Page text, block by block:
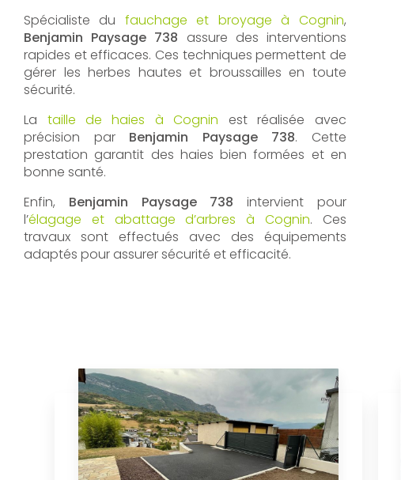
Spécialiste du fauchage et broyage à Cognin,
Benjamin Paysage 738 assure des interventions
rapides et efficaces. Ces techniques permettent de
gérer les herbes hautes et broussailles en toute
sécurité.
La taille de haies à Cognin est réalisée avec
précision par Benjamin Paysage 738. Cette
prestation garantit des haies bien formées et en
bonne santé.
Enfin, Benjamin Paysage 738 intervient pour
l’élagage et abattage d’arbres à Cognin. Ces
travaux sont effectués avec des équipements
adaptés pour assurer sécurité et efficacité.